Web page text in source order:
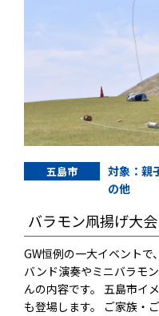
五島市
対象：親
の他
バラモン凧揚げ大会
GW恒例の一大イベント
バンド演奏やミニバラモ
んの内容です。 五島市イ
も登場します。 ご家族・